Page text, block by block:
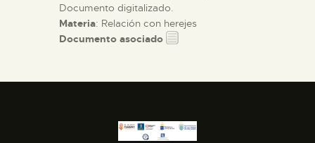
Documento digitalizado.
Materia: Relación con herejes
Documento asociado